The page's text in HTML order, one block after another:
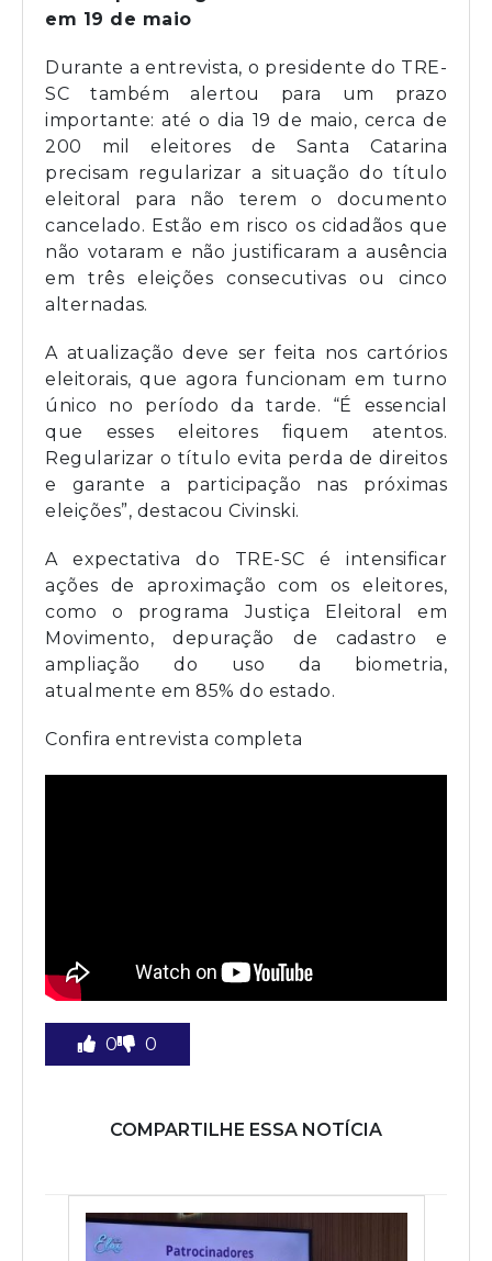
em 19 de maio
Durante a entrevista, o presidente do TRE-
SC também alertou para um prazo
importante: até o dia 19 de maio, cerca de
200 mil eleitores de Santa Catarina
precisam regularizar a situação do título
eleitoral para não terem o documento
cancelado. Estão em risco os cidadãos que
não votaram e não justificaram a ausência
em três eleições consecutivas ou cinco
alternadas.
A atualização deve ser feita nos cartórios
eleitorais, que agora funcionam em turno
único no período da tarde. “É essencial
que esses eleitores fiquem atentos.
Regularizar o título evita perda de direitos
e garante a participação nas próximas
eleições”, destacou Civinski.
A expectativa do TRE-SC é intensificar
ações de aproximação com os eleitores,
como o programa Justiça Eleitoral em
Movimento, depuração de cadastro e
ampliação do uso da biometria,
atualmente em 85% do estado.
Confira entrevista completa
0 0
COMPARTILHE ESSA NOTÍCIA